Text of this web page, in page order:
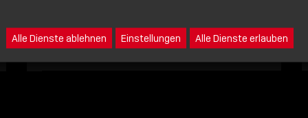
Alle Dienste ablehnen Einstellungen Alle Dienste erlauben